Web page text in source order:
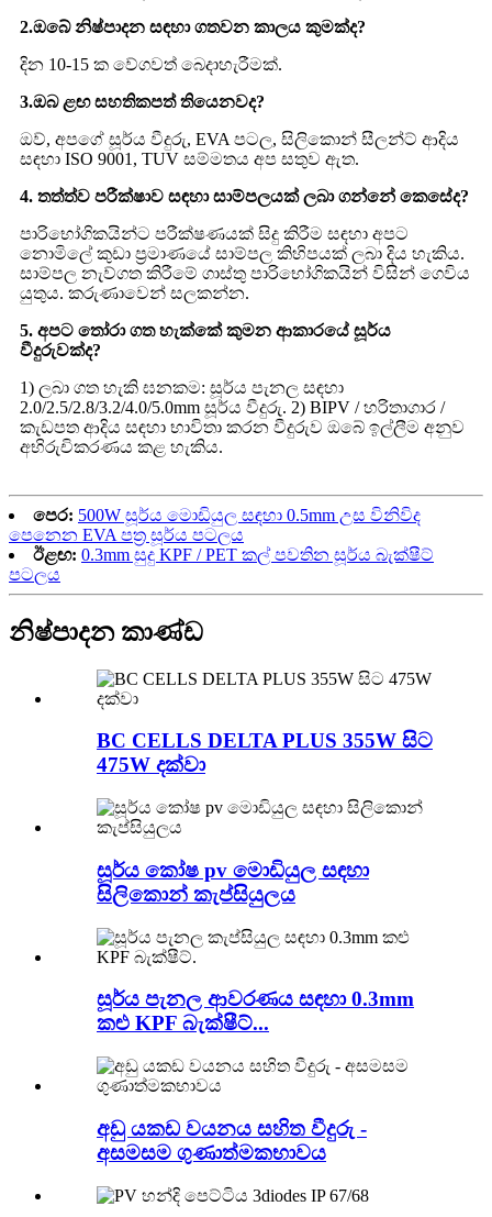
2.ඔබේ නිෂ්පාදන සඳහා ගතවන කාලය කුමක්ද?
දින 10-15 ක වේගවත් බෙදාහැරීමක්.
3.ඔබ ළඟ සහතිකපත් තියෙනවද?
ඔව්, අපගේ සූර්ය වීදුරු, EVA පටල, සිලිකොන් සීලන්ට් ආදිය
සඳහා ISO 9001, TUV සම්මතය අප සතුව ඇත.
4. තත්ත්ව පරීක්ෂාව සඳහා සාම්පලයක් ලබා ගන්නේ කෙසේද?
පාරිභෝගිකයින්ට පරීක්ෂණයක් සිදු කිරීම සඳහා අපට
නොමිලේ කුඩා ප්‍රමාණයේ සාම්පල කිහිපයක් ලබා දිය හැකිය.
සාම්පල නැව්ගත කිරීමේ ගාස්තු පාරිභෝගිකයින් විසින් ගෙවිය
යුතුය. කරුණාවෙන් සලකන්න.
5. අපට තෝරා ගත හැක්කේ කුමන ආකාරයේ සූර්ය
වීදුරුවක්ද?
1) ලබා ගත හැකි ඝනකම: සූර්ය පැනල සඳහා
2.0/2.5/2.8/3.2/4.0/5.0mm සූර්ය වීදුරු. 2) BIPV / හරිතාගාර /
කැඩපත ආදිය සඳහා භාවිතා කරන වීදුරුව ඔබේ ඉල්ලීම අනුව
අභිරුචිකරණය කළ හැකිය.
පෙර: 500W සූර්ය මොඩියුල සඳහා 0.5mm උස විනිවිද
පෙනෙන EVA පත්‍ර සූර්ය පටලය
ඊළඟ: 0.3mm සුදු KPF / PET කල් පවතින සූර්ය බැක්ෂීට්
පටලය
නිෂ්පාදන කාණ්ඩ
BC CELLS DELTA PLUS 355W සිට
475W දක්වා
සූර්ය කෝෂ pv මොඩියුල සඳහා
සිලිකොන් කැප්සියුලය
සූර්ය පැනල ආවරණය සඳහා 0.3mm
කළු KPF බැක්ෂීට්...
අඩු යකඩ වයනය සහිත වීදුරු -
අසමසම ගුණාත්මකභාවය